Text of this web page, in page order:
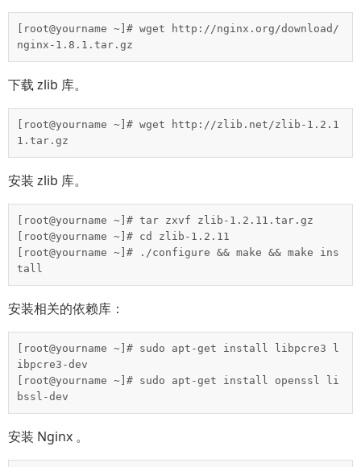
[root@yourname ~]# wget http://nginx.org/download/
nginx-1.8.1.tar.gz
下载 zlib 库。
[root@yourname ~]# wget http://zlib.net/zlib-1.2.1
1.tar.gz
安装 zlib 库。
[root@yourname ~]# tar zxvf zlib-1.2.11.tar.gz
[root@yourname ~]# cd zlib-1.2.11
[root@yourname ~]# ./configure && make && make ins
tall
安装相关的依赖库：
[root@yourname ~]# sudo apt-get install libpcre3 l
ibpcre3-dev
[root@yourname ~]# sudo apt-get install openssl li
bssl-dev
安装 Nginx 。